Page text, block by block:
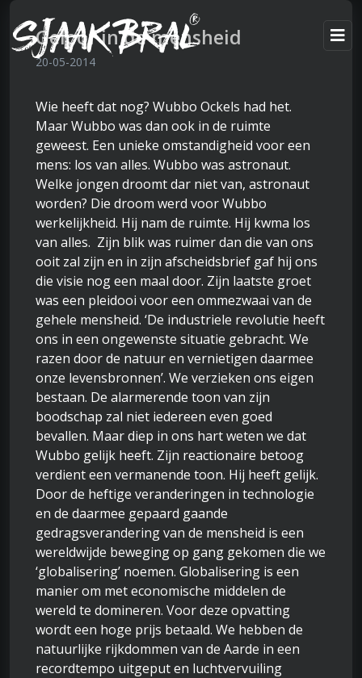
Geloof in de mensheid
20-05-2014
Wie heeft dat nog? Wubbo Ockels had het.
Maar Wubbo was dan ook in de ruimte
geweest. Een unieke omstandigheid voor een
mens: los van alles. Wubbo was astronaut.
Welke jongen droomt dar niet van, astronaut
worden? Die droom werd voor Wubbo
werkelijkheid. Hij nam de ruimte. Hij kwma los
van alles. Zijn blik was ruimer dan die van ons
ooit zal zijn en in zijn afscheidsbrief gaf hij ons
die visie nog een maal door. Zijn laatste groet
was een pleidooi voor een ommezwaai van de
gehele mensheid. ‘De industriele revolutie heeft
ons in een ongewenste situatie gebracht. We
razen door de natuur en vernietigen daarmee
onze levensbronnen’. We verzieken ons eigen
bestaan. De alarmerende toon van zijn
boodschap zal niet iedereen even goed
bevallen. Maar diep in ons hart weten we dat
Wubbo gelijk heeft. Zijn reactionaire betoog
verdient een vermanende toon. Hij heeft gelijk.
Door de heftige veranderingen in technologie
en de daarmee gepaard gaande
gedragsverandering van de mensheid is een
wereldwijde beweging op gang gekomen die we
‘globalisering’ noemen. Globalisering is een
manier om met economische middelen de
wereld te domineren. Voor deze opvatting
wordt een hoge prijs betaald. We hebben de
natuurlijke rijkdommen van de Aarde in een
recordtempo uitgeput en luchtvervuiling